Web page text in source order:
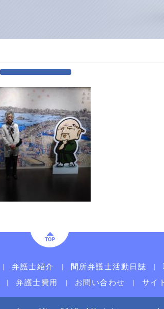
弁護士紹介 間所弁護士活動日誌
弁護士費用 お問い合わせ サイ